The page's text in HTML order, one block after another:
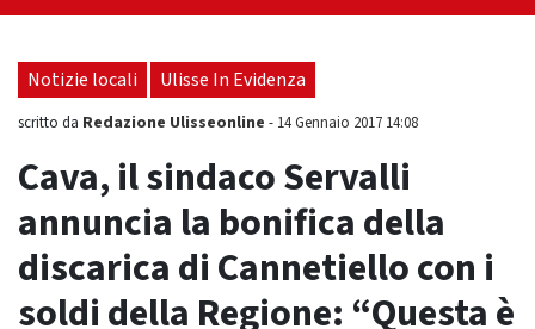
futuro"
Notizie locali Ulisse In Evidenza
scritto da Redazione Ulisseonline - 14 Gennaio 2017 14:08
Cava, il sindaco Servalli
annuncia la bonifica della
discarica di Cannetiello con i
soldi della Regione: “Questa è